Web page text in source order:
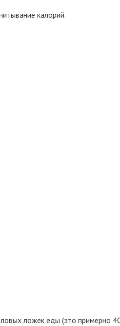
калорий.
ложек еды (это примерно